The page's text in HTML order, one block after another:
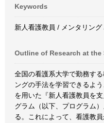
Keywords
新人看護教員 / メンタリン
Outline of Research at the
全国の看護系大学で勤務す
ングの手法を学習できるよ
を用いた『新人看護教員を
グラム（以下、プログラム
る。これによって、看護教